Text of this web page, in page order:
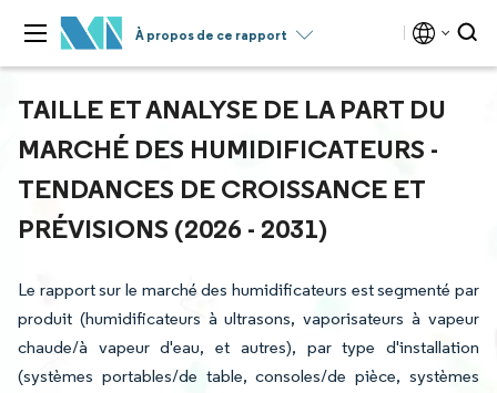
À propos de ce rapport
TAILLE ET ANALYSE DE LA PART DU
MARCHÉ DES HUMIDIFICATEURS -
TENDANCES DE CROISSANCE ET
PRÉVISIONS (2026 - 2031)
Le rapport sur le marché des humidificateurs est segmenté par
produit (humidificateurs à ultrasons, vaporisateurs à vapeur
chaude/à vapeur d'eau, et autres), par type d'installation
(systèmes portables/de table, consoles/de pièce, systèmes